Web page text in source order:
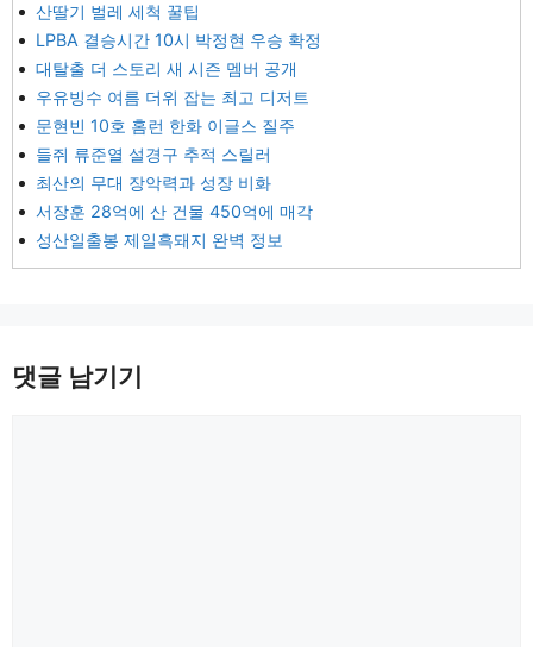
산딸기 벌레 세척 꿀팁
LPBA 결승시간 10시 박정현 우승 확정
대탈출 더 스토리 새 시즌 멤버 공개
우유빙수 여름 더위 잡는 최고 디저트
문현빈 10호 홈런 한화 이글스 질주
들쥐 류준열 설경구 추적 스릴러
최산의 무대 장악력과 성장 비화
서장훈 28억에 산 건물 450억에 매각
성산일출봉 제일흑돼지 완벽 정보
댓글 남기기